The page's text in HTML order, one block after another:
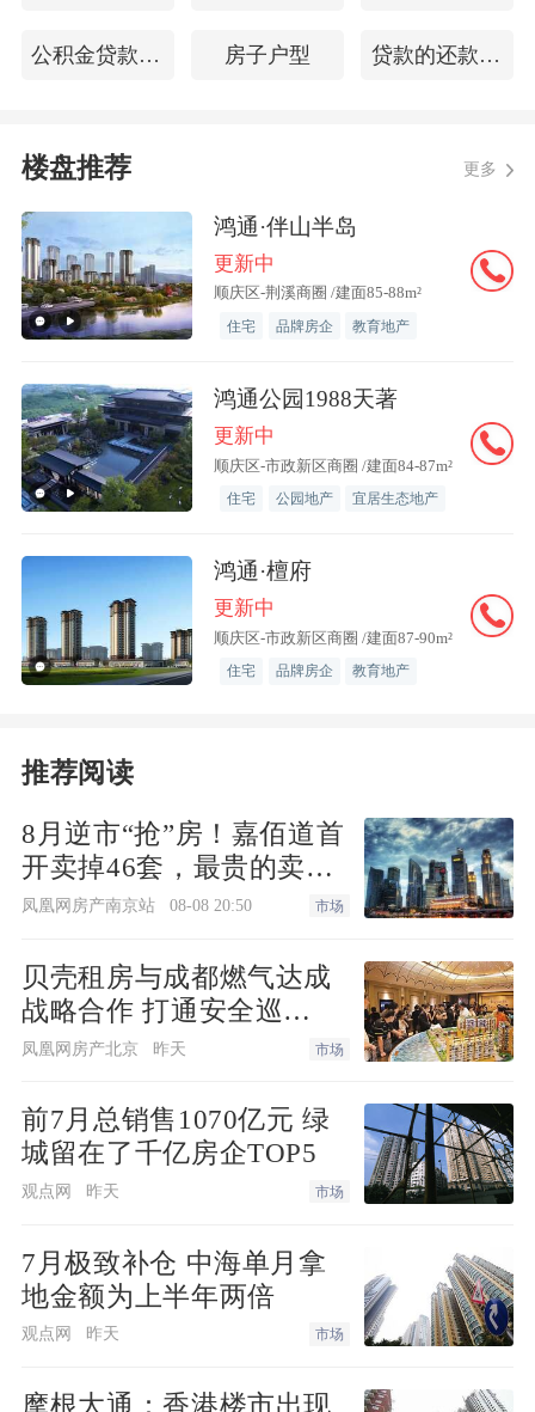
“新规一方面是基于居民住房需求，从‘有
新诉求的深入调研后而修订，目的就是回
应居民诉求、解决居住领域的一些痛
点。”广东省住房政策研究中心首席研究
员李宇嘉分析指出，另一方面，在住房供
求关系发生重大变化以后，基于规模化供
展，底线标准提高就是应有之义。
聚焦到最受关注的层高，据克而瑞产品测
评库不完全统计，2024年至今，15个重点
米。在重点城市典型项目中，仅
门的平均项目层高低于3米，西安、成
都、上海、长沙、重庆等城市的重点项目
“这主要与城市供应结构有关，从典型项
目数据来看，几乎所有改善项目层高都在
3米以上，部分高端项目在3.3米以上。”克
而瑞分析指出，刚需项目整体层高基本在
2.9~3米，极少数低于2.9米，“这主要与整
体新房市场以改善和刚改为主流有关”。
自“好房子”国家标准发布以来，据记者不
特点，从标准制定、土地供应到建造工艺
全链条发力，构建高品质住房建设体系。
评价标准》（以下简称《标准》）正式发
布，这是全国首个落地的地方性“好房
子”评价标准，《标准》构建了交通与配
公积金贷款申请流程 房子户型 贷款的还款方式
楼盘推荐 更多
鸿通·伴山半岛
更新中
顺庆区-荆溪商圈 /建面85-88m²
住宅 品牌房企 教育地产
鸿通公园1988天著
更新中
顺庆区-市政新区商圈 /建面84-87m²
住宅 公园地产 宜居生态地产
鸿通·檀府
更新中
顺庆区-市政新区商圈 /建面87-90m²
住宅 品牌房企 教育地产
推荐阅读
8月逆市“抢”房！嘉佰道首
开卖掉46套，最贵的卖得
最快！
凤凰网房产南京站 08-08 20:50 市场
贝壳租房与成都燃气达成
战略合作 打通安全巡
检“最后一米”
凤凰网房产北京 昨天 市场
前7月总销售1070亿元 绿
城留在了千亿房企TOP5
观点网 昨天 市场
7月极致补仓 中海单月拿
地金额为上半年两倍
观点网 昨天 市场
摩根大通：香港楼市出现